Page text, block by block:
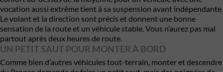
vocation aussi extrême tient à sa suspension avant indépendante.
Le volant et la direction sont précis et donnent une bonne
sensation de la route et un véhicule stable. Vous n’aurez pas mal
partout après deux heures de route.
UN PETIT SAUT POUR MONTER À BORD
Comme bien d’autres véhicules tout-terrain, monter et descendre